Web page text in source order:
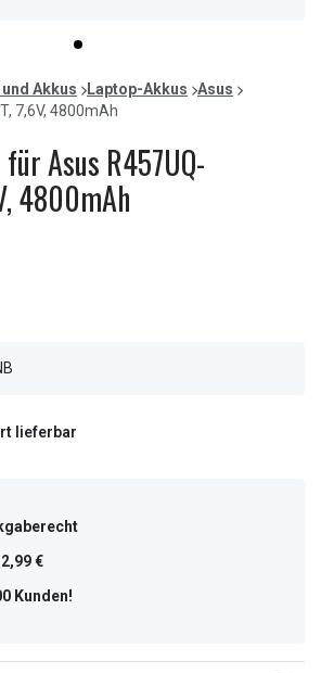
item
0
Akkus Laptop-Akkus
Asus
7,6V, 4800mAh
Asus R457UQ-
4800mAh
lieferbar
€
Kunden!